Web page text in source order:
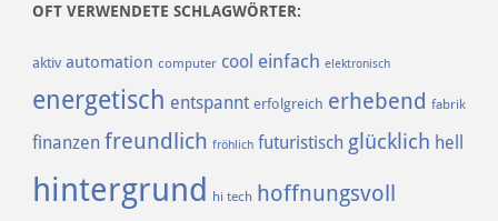
OFT VERWENDETE SCHLAGWÖRTER:
aktiv automation computer cool einfach elektronisch
energetisch entspannt erfolgreich erhebend fabrik
finanzen freundlich fröhlich futuristisch glücklich hell
hintergrund hi tech hoffnungsvoll